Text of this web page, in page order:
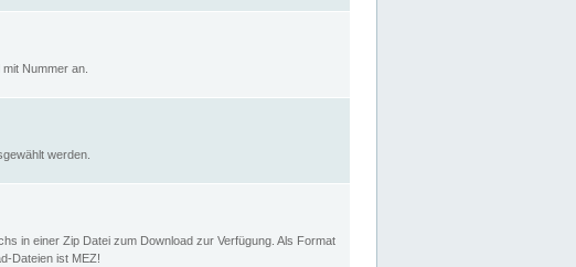
Nummer an.
werden.
in einer Zip Datei zum Download zur Verfügung. Als Format
Dateien ist MEZ!